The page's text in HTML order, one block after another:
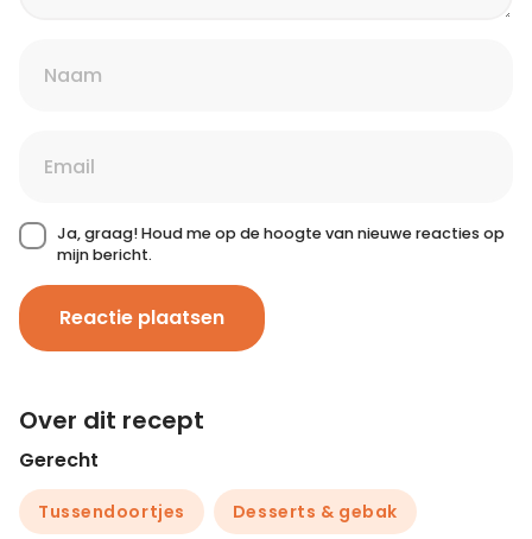
Ja, graag! Houd me op de hoogte van nieuwe reacties op
mijn bericht.
Reactie plaatsen
Over dit recept
Gerecht
Tussendoortjes Desserts & gebak